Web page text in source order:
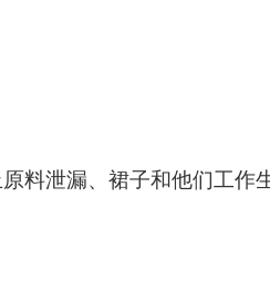
料泄漏、裙子和他们工作